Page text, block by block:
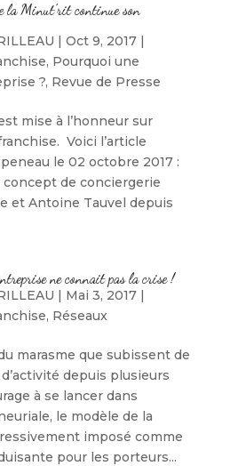
Minut’rit continue son
| Oct 9, 2017|
, Pourquoi une
?, Revue de Presse
mise à l’honneur sur
Voici l’article
le 02 octobre 2017 :
concept de conciergerie
et Antoine Tauvel depuis
ne connait pas la crise !
| Mai 3, 2017|
, Réseaux
marasme que subissent de
depuis plusieurs
à se lancer dans
le modèle de la
imposé comme
pour les porteurs...